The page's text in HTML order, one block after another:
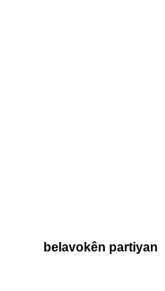
belavokên partiyan